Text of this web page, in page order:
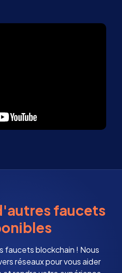
faucets
faucets blockchain ! Nous
réseaux pour vous aider